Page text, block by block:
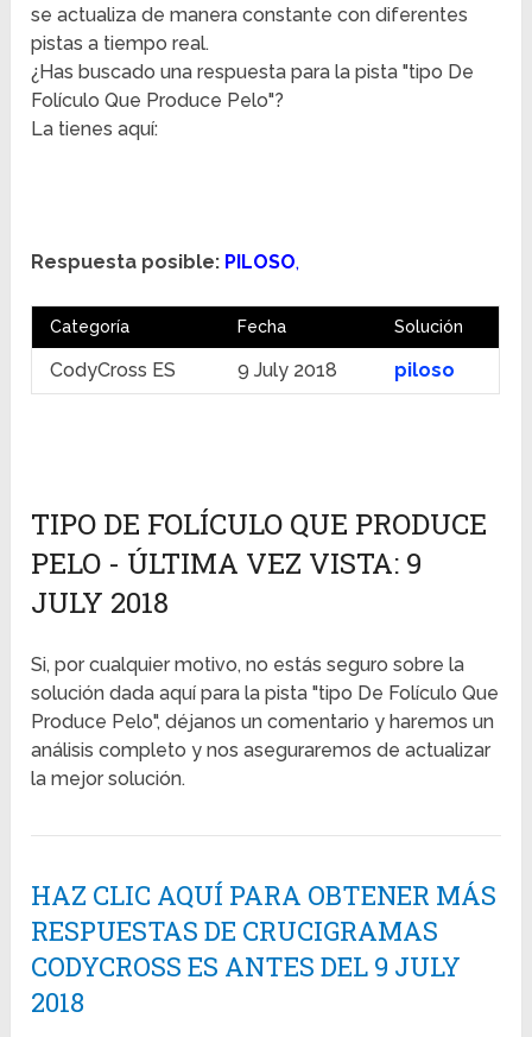
se actualiza de manera constante con diferentes
pistas a tiempo real.
¿Has buscado una respuesta para la pista "tipo De
Folículo Que Produce Pelo"?
La tienes aquí:
Respuesta posible: PILOSO,
Categoría Fecha Solución
CodyCross ES 9 July 2018 piloso
TIPO DE FOLÍCULO QUE PRODUCE
PELO - ÚLTIMA VEZ VISTA: 9
JULY 2018
Si, por cualquier motivo, no estás seguro sobre la
solución dada aquí para la pista "tipo De Folículo Que
Produce Pelo", déjanos un comentario y haremos un
análisis completo y nos aseguraremos de actualizar
la mejor solución.
HAZ CLIC AQUÍ PARA OBTENER MÁS
RESPUESTAS DE CRUCIGRAMAS
CODYCROSS ES ANTES DEL 9 JULY
2018